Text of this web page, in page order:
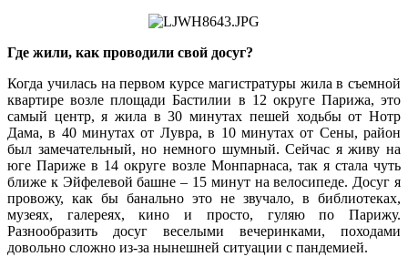
Где жили, как проводили свой досуг?
Когда училась на первом курсе магистратуры жила в съемной
квартире возле площади Бастилии в 12 округе Парижа, это
самый центр, я жила в 30 минутах пешей ходьбы от Нотр
Дама, в 40 минутах от Лувра, в 10 минутах от Сены, район
был замечательный, но немного шумный. Сейчас я живу на
юге Париже в 14 округе возле Монпарнаса, так я стала чуть
ближе к Эйфелевой башне – 15 минут на велосипеде. Досуг я
провожу, как бы банально это не звучало, в библиотеках,
музеях, галереях, кино и просто, гуляю по Парижу.
Разнообразить досуг веселыми вечеринками, походами
довольно сложно из-за нынешней ситуации с пандемией.